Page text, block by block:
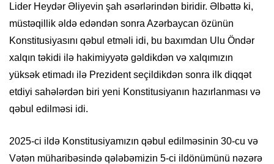
Lider Heydər Əliyevin şah əsərlərindən biridir. Əlbəttə ki,
müstəqillik əldə edəndən sonra Azərbaycan özünün
Konstitusiyasını qəbul etməli idi, bu baxımdan Ulu Öndər
xalqın təkidi ilə hakimiyyətə gəldikdən və xalqımızın
yüksək etimadı ilə Prezident seçildikdən sonra ilk diqqət
etdiyi sahələrdən biri yeni Konstitusiyanın hazırlanması və
qəbul edilməsi idi.
2025-ci ildə Konstitusiyamızın qəbul edilməsinin 30-cu və
Vətən müharibəsində qələbəmizin 5-ci ildönümünü nəzərə